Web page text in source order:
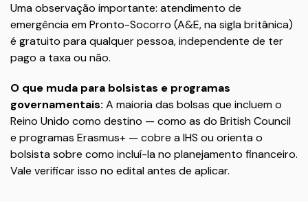
Uma observação importante: atendimento de
emergência em Pronto-Socorro (A&E, na sigla britânica)
é gratuito para qualquer pessoa, independente de ter
pago a taxa ou não.
O que muda para bolsistas e programas
governamentais: A maioria das bolsas que incluem o
Reino Unido como destino — como as do British Council
e programas Erasmus+ — cobre a IHS ou orienta o
bolsista sobre como incluí-la no planejamento financeiro.
Vale verificar isso no edital antes de aplicar.